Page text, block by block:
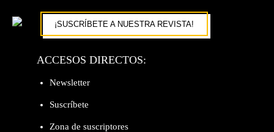
¡SUSCRÍBETE A NUESTRA REVISTA!
ACCESOS DIRECTOS:
Newsletter
Suscríbete
Zona de suscriptores